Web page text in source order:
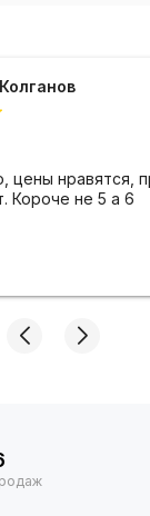
цены нравятся,
Короче не 5 а 6